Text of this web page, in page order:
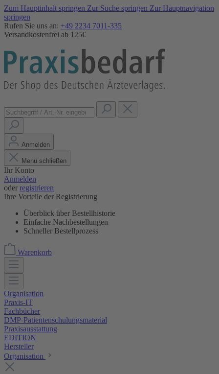
Zum Hauptinhalt springen Zur Suche springen Zur Hauptnavigation
springen
Rufen Sie uns an: +49 2234 7011-335
Versandkostenfrei ab 125€
Anmelden
Menü schließen
Ihr Konto
Anmelden
oder registrieren
Ihre Vorteile der Registrierung
Überblick über Bestellhistorie
Einfache Nachbestellungen
Schneller Bestellprozess
Warenkorb
Organisation
Praxis-IT
Fachbücher
DMP-Patientenschulungsmaterial
Praxisausstattung
EDITION
Hersteller
Organisation